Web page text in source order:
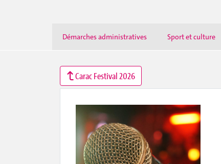
Démarches administratives Sport et culture
Carac Festival 2026